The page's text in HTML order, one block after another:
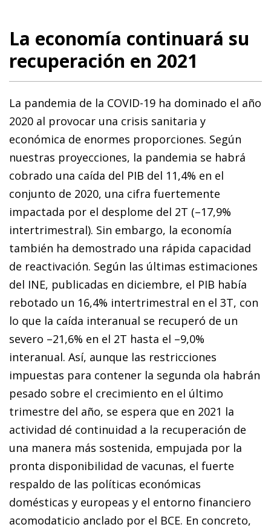
La economía continuará su
recuperación en 2021
La pandemia de la COVID-19 ha dominado el año
2020 al provocar una crisis sanitaria y
económica de enormes proporciones. Según
nuestras proyecciones, la pandemia se habrá
cobrado una caída del PIB del 11,4% en el
conjunto de 2020, una cifra fuertemente
impactada por el desplome del 2T (–17,9%
intertrimestral). Sin embargo, la economía
también ha demostrado una rápida capacidad
de reactivación. Según las últimas estimaciones
del INE, publicadas en diciembre, el PIB había
rebotado un 16,4% intertrimestral en el 3T, con
lo que la caída interanual se recuperó de un
severo –21,6% en el 2T hasta el –9,0%
interanual. Así, aunque las restricciones
impuestas para contener la segunda ola habrán
pesado sobre el crecimiento en el último
trimestre del año, se espera que en 2021 la
actividad dé continuidad a la recuperación de
una manera más sostenida, empujada por la
pronta disponibilidad de vacunas, el fuerte
respaldo de las políticas económicas
domésticas y europeas y el entorno financiero
acomodaticio anclado por el BCE. En concreto,